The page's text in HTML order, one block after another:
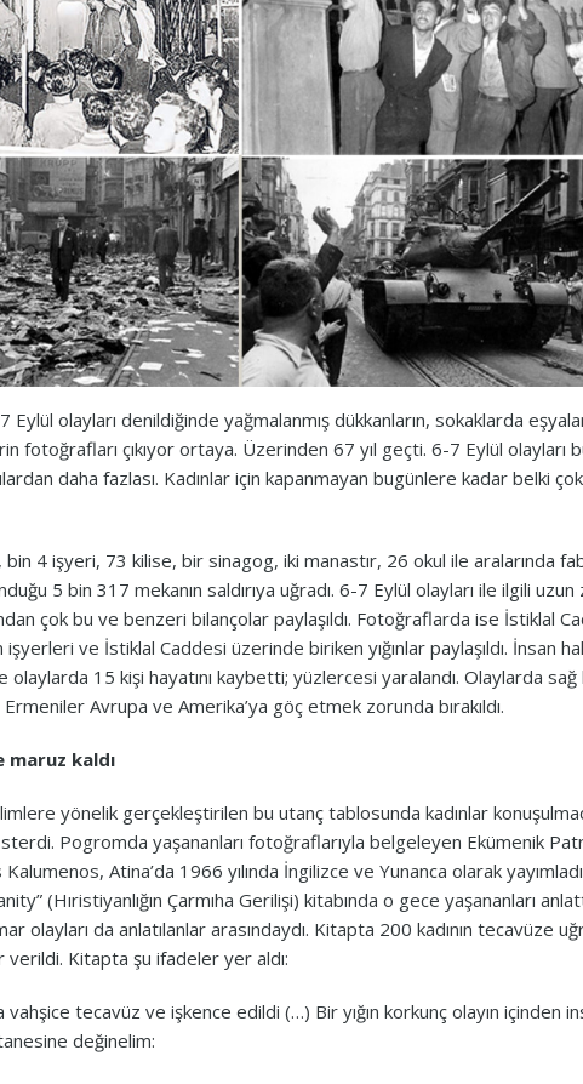
Eylül olayları denildiğinde yağmalanmış dükkanların, sokaklarda
fotoğrafları çıkıyor ortaya. Üzerinden 67 yıl geçti. 6-7 Eylül olayları
daha fazlası. Kadınlar için kapanmayan bugünlere kadar belki çok
4 işyeri, 73 kilise, bir sinagog, iki manastır, 26 okul ile aralarında
5 bin 317 mekanın saldırıya uğradı. 6-7 Eylül olayları ile ilgili uzun
çok bu ve benzeri bilançolar paylaşıldı. Fotoğraflarda ise İstiklal
ve İstiklal Caddesi üzerinde biriken yığınlar paylaşıldı. İnsan
olaylarda 15 kişi hayatını kaybetti; yüzlercesi yaralandı. Olaylarda
Avrupa ve Amerika’ya göç etmek zorunda bırakıldı.
maruz kaldı
yönelik gerçekleştirilen bu utanç tablosunda kadınlar
Pogromda yaşananları fotoğraflarıyla belgeleyen Ekümenik
Atina’da 1966 yılında İngilizce ve Yunanca olarak
(Hıristiyanlığın Çarmıha Gerilişi) kitabında o gece yaşananları
olayları da anlatılanlar arasındaydı. Kitapta 200 kadının tecavüze
verildi. Kitapta şu ifadeler yer aldı:
vahşice tecavüz ve işkence edildi (…) Bir yığın korkunç olayın içinden
değinelim: